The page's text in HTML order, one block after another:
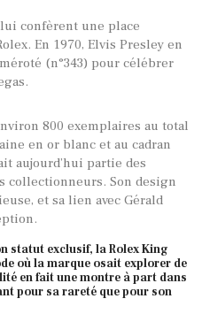
confèrent une place
En 1970, Elvis Presley en
(n°343) pour célébrer
800 exemplaires au total
en or blanc et au cadran
aujourd’hui partie des
collectionneurs. Son design
et sa lien avec Gérald
statut exclusif, la Rolex King
où la marque osait explorer de
en fait une montre à part dans
pour sa rareté que pour son